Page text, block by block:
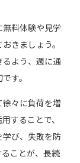
料体験や見学
きましょう。
よう、週に通
す。
々に負荷を増
することで、
び、失敗を防
ことが、長続